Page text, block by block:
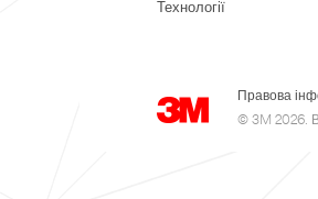
Технології
Правова
© 3M 2026.